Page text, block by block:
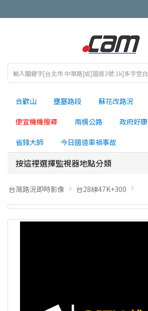
合歡山 壅塞路段 蘇花改路況
便宜機機搜尋 南横公路 政府好康
省錢大師 今日國道車禍事故
按這裡選擇監視器地點分類
台灣路況即時影像 台28線47K+300